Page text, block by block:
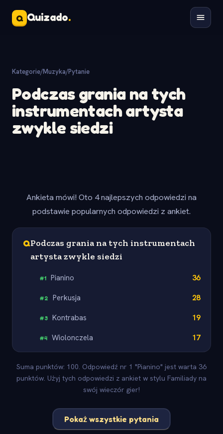
Q Quizado.
Kategorie/Muzyka/Pytanie
Podczas grania na tych
instrumentach artysta
zwykle siedzi
Ankieta mówi! Oto 4 najlepszych odpowiedzi na
podstawie popularnych odpowiedzi z ankiet.
QPodczas grania na tych instrumentach
artysta zwykle siedzi
#1 Pianino 36
#2 Perkusja 28
#3 Kontrabas 19
#4 Wiolonczela 17
Suma punktów: 100. Odpowiedź nr 1 "Pianino" jest warta 36
punktów. Użyj tych odpowiedzi z ankiet w stylu Familiady na
swój wieczór gier!
Pokaż wszystkie pytania